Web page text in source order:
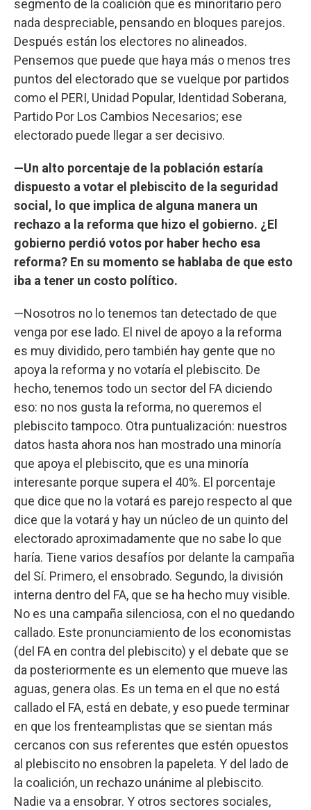
segmento de la coalición que es minoritario pero
nada despreciable, pensando en bloques parejos.
Después están los electores no alineados.
Pensemos que puede que haya más o menos tres
puntos del electorado que se vuelque por partidos
como el PERI, Unidad Popular, Identidad Soberana,
Partido Por Los Cambios Necesarios; ese
electorado puede llegar a ser decisivo.
—Un alto porcentaje de la población estaría
dispuesto a votar el plebiscito de la seguridad
social, lo que implica de alguna manera un
rechazo a la reforma que hizo el gobierno. ¿El
gobierno perdió votos por haber hecho esa
reforma? En su momento se hablaba de que esto
iba a tener un costo político.
—Nosotros no lo tenemos tan detectado de que
venga por ese lado. El nivel de apoyo a la reforma
es muy dividido, pero también hay gente que no
apoya la reforma y no votaría el plebiscito. De
hecho, tenemos todo un sector del FA diciendo
eso: no nos gusta la reforma, no queremos el
plebiscito tampoco. Otra puntualización: nuestros
datos hasta ahora nos han mostrado una minoría
que apoya el plebiscito, que es una minoría
interesante porque supera el 40%. El porcentaje
que dice que no la votará es parejo respecto al que
dice que la votará y hay un núcleo de un quinto del
electorado aproximadamente que no sabe lo que
haría. Tiene varios desafíos por delante la campaña
del Sí. Primero, el ensobrado. Segundo, la división
interna dentro del FA, que se ha hecho muy visible.
No es una campaña silenciosa, con el no quedando
callado. Este pronunciamiento de los economistas
(del FA en contra del plebiscito) y el debate que se
da posteriormente es un elemento que mueve las
aguas, genera olas. Es un tema en el que no está
callado el FA, está en debate, y eso puede terminar
en que los frenteamplistas que se sientan más
cercanos con sus referentes que estén opuestos
al plebiscito no ensobren la papeleta. Y del lado de
la coalición, un rechazo unánime al plebiscito.
Nadie va a ensobrar. Y otros sectores sociales,